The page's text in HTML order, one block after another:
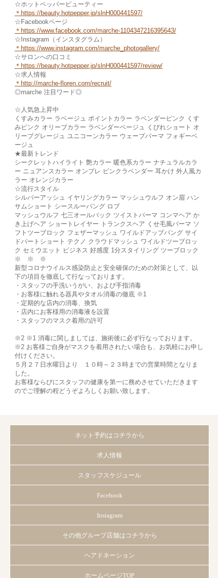
☆ホットペッパービューティー
＊ https://beauty.hotpepper.jp/slnH000441597/
☆Facebookページ
＊https://www.facebook.com/marche-1104347216395643/
☆Instagram（インスタグラム）
＊ https://www.instagram.com/marche_photogallery/
☆サロンへの口コミ
＊https://beauty.hotpepper.jp/slnH000441597/review/
☆求人情報
＊http://marche-fl oren.com/recruit/
◎marche 注目ワード◎
☆人気急上昇中
くすみカラー ラベージュ ポイントカラー ラベンダーピンク くす
みピンク オリーブカラー ラベンダーベージュ くびれショート オ
リーブグレージュ ユニコーンカラー ウェーブパーマ フォギーベ
ージュ
★最新トレンド
シークレットハイライト 艶カラー 暖色系カラー ナチュラルカラ
ー ニュアンスカラー オンブレ ピンクラベンダー 耳かけ 外人風カ
ラー オレンジカラー
☆流行スタイル
シルバーアッシュ イヤリングカラー マッシュウルフ オン眉 ハン
サムショート シースルーバング ロブ
マッシュウルフ 七三オールバック ツイストパーマ コンマヘア か
き上げヘア ショートレイヤー トランクスヘア くせ毛風パーマ ソ
フトツーブロック フェザーマッシュ ワイルドアップバング サイ
ドパートショート テクノ クラウドマッシュ ワイルドツーブロッ
ク セミウエット ビジネス 好感度 1分スタイリング ツーブロック
※ ※ ※
新型コロナウイルス感染防止と安全確保のための対策として、以
下の項目を徹底して行なっております。
・スタッフの手洗いうがい、および手指消毒
・お客様に触れる器具やタオル消毒の徹底 ※1
・定期的な店内の消毒、換気
・店内にお客様用の消毒液を設置
・スタッフのマスク着用の許可
※2 ※1 消毒に関しましては、施術後に必ず行なっております。
※2 お客様ご自身がマスクを着用されたい場合も、お気軽にお申し
付けください。
５月２７日水曜日より １０時～２３時までの営業時間となりま
した。
お客様ならびにスタッフの健康を第一に務めさせていただきます
のでご理解の程どうぞよろしくお願い致します。
ネット予約はコチラから
求人情報
スタッフスケジュール
Facebook
Instagram
その他グループ店舗はコチラから
ヘアドネーション
ホームページTOP